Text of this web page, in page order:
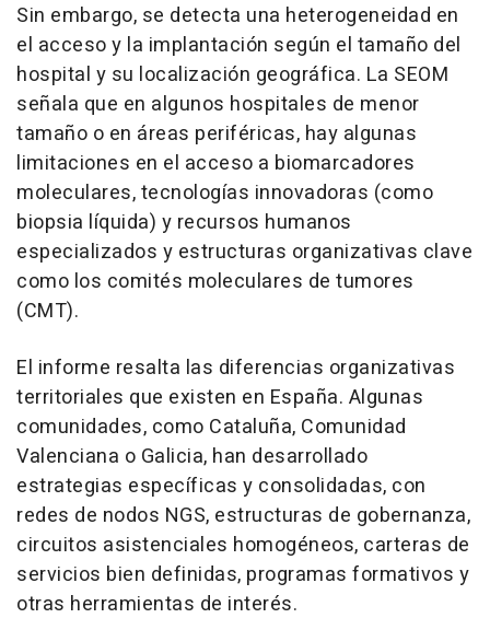
Sin embargo, se detecta una heterogeneidad en
el acceso y la implantación según el tamaño del
hospital y su localización geográfica. La SEOM
señala que en algunos hospitales de menor
tamaño o en áreas periféricas, hay algunas
limitaciones en el acceso a biomarcadores
moleculares, tecnologías innovadoras (como
biopsia líquida) y recursos humanos
especializados y estructuras organizativas clave
como los comités moleculares de tumores
(CMT).
El informe resalta las diferencias organizativas
territoriales que existen en España. Algunas
comunidades, como Cataluña, Comunidad
Valenciana o Galicia, han desarrollado
estrategias específicas y consolidadas, con
redes de nodos NGS, estructuras de gobernanza,
circuitos asistenciales homogéneos, carteras de
servicios bien definidas, programas formativos y
otras herramientas de interés.